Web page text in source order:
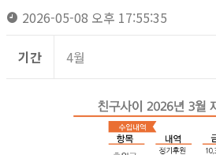
2026-05-08 오후 17:55:35
기간 4월